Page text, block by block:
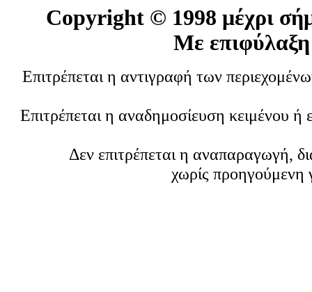
Copyright © 1998 μέχρι
Με επιφύλαξη
Επιτρέπεται η αντιγραφή των
Επιτρέπεται η αναδημοσίευση κειμένου
Δεν επιτρέπεται η αναπαραγωγή,
χωρίς προηγούμενη